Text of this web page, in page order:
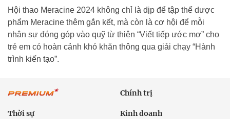
Hội thao Meracine 2024 không chỉ là dịp để tập thể dược
phẩm Meracine thêm gắn kết, mà còn là cơ hội để mỗi
nhân sự đóng góp vào quỹ từ thiện “Viết tiếp ước mơ” cho
trẻ em có hoàn cảnh khó khăn thông qua giải chạy “Hành
trình kiến tạo”.
Chính trị
Thời sự Kinh doanh